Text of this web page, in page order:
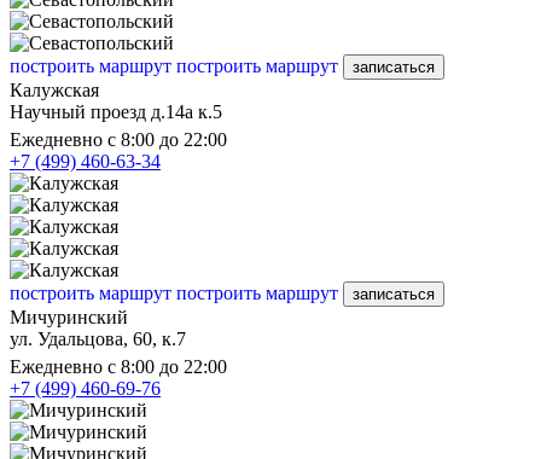
построить маршрут построить маршрут записаться
Калужская
Научный проезд д.14а к.5
Ежедневно с 8:00 до 22:00
+7 (499) 460-63-34
построить маршрут построить маршрут записаться
Мичуринский
ул. Удальцова, 60, к.7
Ежедневно с 8:00 до 22:00
+7 (499) 460-69-76